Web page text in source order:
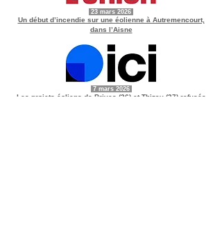
23 mars 2026
Un début d’incendie sur une éolienne à Autremencourt,
dans l’Aisne
7 mars 2026
Les projets éoliens de Brives (36) et Thizay (37) refusés